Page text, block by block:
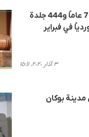
احكام بالسجن 70 عاماً و444 جلدة
كوردياً في فبراير
٣ آذار ٢٠٢٠، ١٥:١١
بوكان